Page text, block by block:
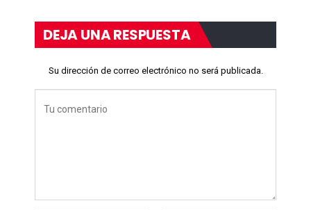
DEJA UNA RESPUESTA
Su dirección de correo electrónico no será publicada.